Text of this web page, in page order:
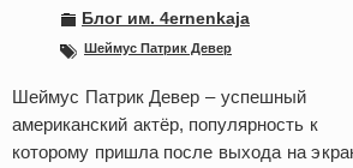
Блог им. 4ernenkaja
Шеймус Патрик Девер
Шеймус Патрик Девер – успешный
американский актёр, популярность к
которому пришла после выхода на